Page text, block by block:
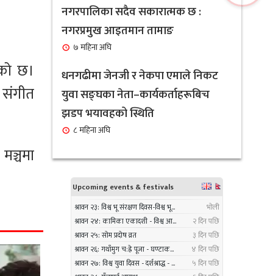
छ।
६
सावधान : यस्ता व्यक्तिहरुको लागि
नरिवल पानी पिउनु हुन सक्छ घातक
१ महिना अघि
७
नगरप्रमुख तामाङ र उपप्रमुख
प्रधानद्वारा मेलम्ची नगरपालिकाको
भूमि व्यवस्थापन शाखाको शुभारम्भ
कार्य सम्पन्न
८
सबै क्षेत्र, वर्ग र लिंगकाे आवश्यकताकाे
आधारमा बजेट विनियाेजन गर्ने :
नगरप्रमुख आइतमान तामाङ
१ महिना अघि
सर्लाहीका बिमल साहलाई भारतको
नगरपालिका सदैव सकारात्मक छ :
नगरप्रमुख आइतमान तामाङ
७ महिना अघि
धनगढीमा जेनजी र नेकपा एमाले निकट
युवा सङ्घका नेता–कार्यकर्ताहरूबिच
झडप भयावहको स्थिति
८ महिना अघि